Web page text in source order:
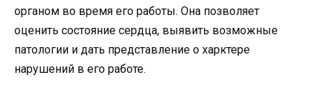
органом во время его работы. Она позволяет
оценить состояние сердца, выявить возможные
патологии и дать представление о харктере
нарушений в его работе.